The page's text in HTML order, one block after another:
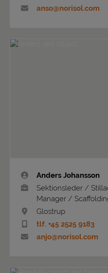
anso@norisol.com
Anders Johansson
Sektionsleder /
Manager /
Glostrup
tlf. +45 2525 9183
anjo@norisol.com